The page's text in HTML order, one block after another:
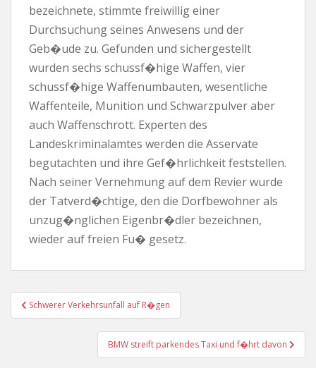
bezeichnete, stimmte freiwillig einer
Durchsuchung seines Anwesens und der
Geb�ude zu. Gefunden und sichergestellt
wurden sechs schussf�hige Waffen, vier
schussf�hige Waffenumbauten, wesentliche
Waffenteile, Munition und Schwarzpulver aber
auch Waffenschrott. Experten des
Landeskriminalamtes werden die Asservate
begutachten und ihre Gef�hrlichkeit feststellen.
Nach seiner Vernehmung auf dem Revier wurde
der Tatverd�chtige, den die Dorfbewohner als
unzug�nglichen Eigenbr�dler bezeichnen,
wieder auf freien Fu� gesetz.
Beitragsnavigation
Schwerer Verkehrsunfall auf R�gen
BMW streift parkendes Taxi und f�hrt davon